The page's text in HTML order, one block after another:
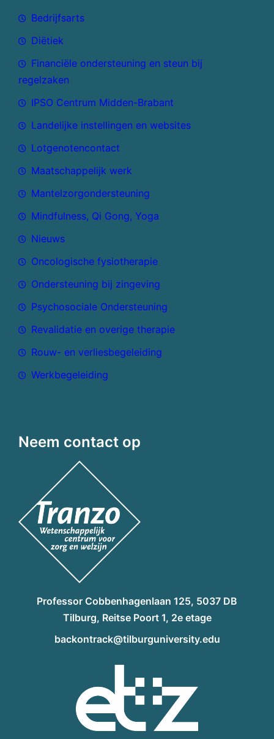
Bedrijfsarts
Diëtiek
Financiële ondersteuning en steun bij
regelzaken
IPSO Centrum Midden-Brabant
Landelijke instellingen en websites
Lotgenotencontact
Maatschappelijk werk
Mantelzorgondersteuning
Mindfulness, Qi Gong, Yoga
Nieuws
Oncologische fysiotherapie
Ondersteuning bij zingeving
Psychosociale Ondersteuning
Revalidatie en overige therapie
Rouw- en verliesbegeleiding
Werkbegeleiding
Neem contact op
Professor Cobbenhagenlaan 125, 5037 DB
Tilburg, Reitse Poort 1, 2e etage
backontrack@tilburguniversity.edu